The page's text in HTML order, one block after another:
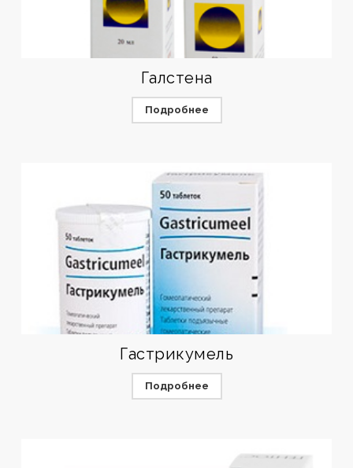
Галстена
Подробнее
Гастрикумель
Подробнее